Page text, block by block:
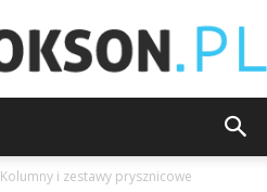
Kolumny i zestawy prysznicowe